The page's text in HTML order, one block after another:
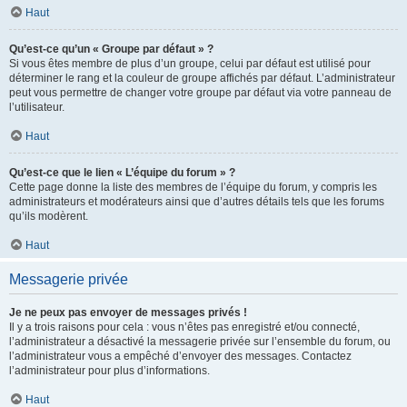
Haut
Qu’est-ce qu’un « Groupe par défaut » ?
Si vous êtes membre de plus d’un groupe, celui par défaut est utilisé pour
déterminer le rang et la couleur de groupe affichés par défaut. L’administrateur
peut vous permettre de changer votre groupe par défaut via votre panneau de
l’utilisateur.
Haut
Qu’est-ce que le lien « L’équipe du forum » ?
Cette page donne la liste des membres de l’équipe du forum, y compris les
administrateurs et modérateurs ainsi que d’autres détails tels que les forums
qu’ils modèrent.
Haut
Messagerie privée
Je ne peux pas envoyer de messages privés !
Il y a trois raisons pour cela : vous n’êtes pas enregistré et/ou connecté,
l’administrateur a désactivé la messagerie privée sur l’ensemble du forum, ou
l’administrateur vous a empêché d’envoyer des messages. Contactez
l’administrateur pour plus d’informations.
Haut